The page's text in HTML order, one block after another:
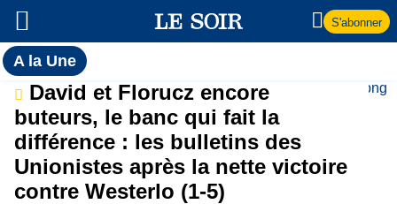
S'abonner
A la UneToutes
l'actualité
du Soir
A
la
Une
David et Florucz encore
buteurs, le banc qui fait la
différence : les bulletins des
Unionistes après la nette victoire
contre Westerlo (1-5)